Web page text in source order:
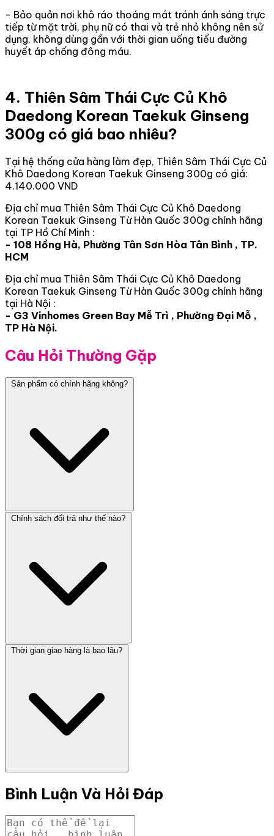
- Bảo quản nơi khô ráo thoáng mát tránh ánh sáng trực
tiếp từ mặt trời, phụ nữ có thai và trẻ nhỏ không nên sử
dụng, không dùng gần với thời gian uống tiểu đường
huyết áp chống đông máu.
4. Thiên Sâm Thái Cực Củ Khô
Daedong Korean Taekuk Ginseng
300g có giá bao nhiêu?
Tại hệ thống cửa hàng làm đẹp, Thiên Sâm Thái Cực Củ
Khô Daedong Korean Taekuk Ginseng 300g có giá:
4.140.000 VND
Địa chỉ mua Thiên Sâm Thái Cực Củ Khô Daedong
Korean Taekuk Ginseng Từ Hàn Quốc 300g chính hãng
tại TP Hồ Chí Minh :
- 108 Hồng Hà, Phường Tân Sơn Hòa Tân Bình , TP.
HCM
Địa chỉ mua Thiên Sâm Thái Cực Củ Khô Daedong
Korean Taekuk Ginseng Từ Hàn Quốc 300g chính hãng
tại Hà Nội :
- G3 Vinhomes Green Bay Mễ Trì , Phường Đại Mỗ ,
TP Hà Nội.
Câu Hỏi Thường Gặp
Sản phẩm có chính hãng không?
Chính sách đổi trả như thế nào?
Thời gian giao hàng là bao lâu?
Bình Luận Và Hỏi Đáp